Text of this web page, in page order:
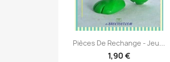
 Aperçu rapide
Pièces De Rechange - Jeu...
1,90 €